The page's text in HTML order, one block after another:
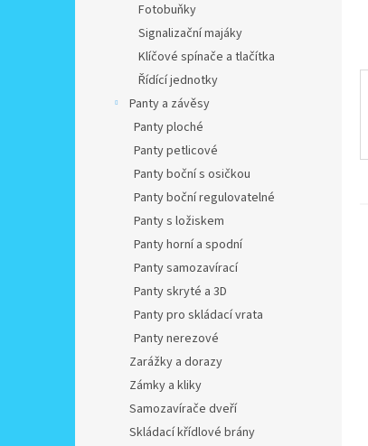
Fotobuňky
Signalizační majáky
Klíčové spínače a tlačítka
Řídící jednotky
Panty a závěsy
Panty ploché
Panty petlicové
Panty boční s osičkou
Panty boční regulovatelné
Panty s ložiskem
Panty horní a spodní
Panty samozavírací
Panty skryté a 3D
Panty pro skládací vrata
Panty nerezové
Zarážky a dorazy
Zámky a kliky
Samozavírače dveří
Skládací křídlové brány